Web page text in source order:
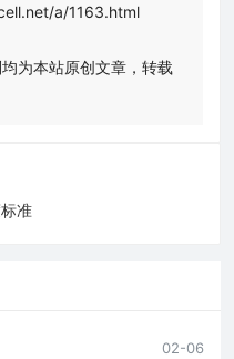
a/1163.html
为本站原创文章，转载
准
02-06